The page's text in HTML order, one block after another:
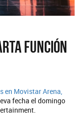
función
en Movistar Arena,
fecha el domingo